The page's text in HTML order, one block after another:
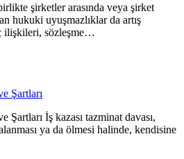
şirketler arasında veya şirket
hukuki uyuşmazlıklar da artış
ilişkileri, sözleşme…
Şartları
Şartları İş kazası tazminat davası,
ya da ölmesi halinde, kendisine